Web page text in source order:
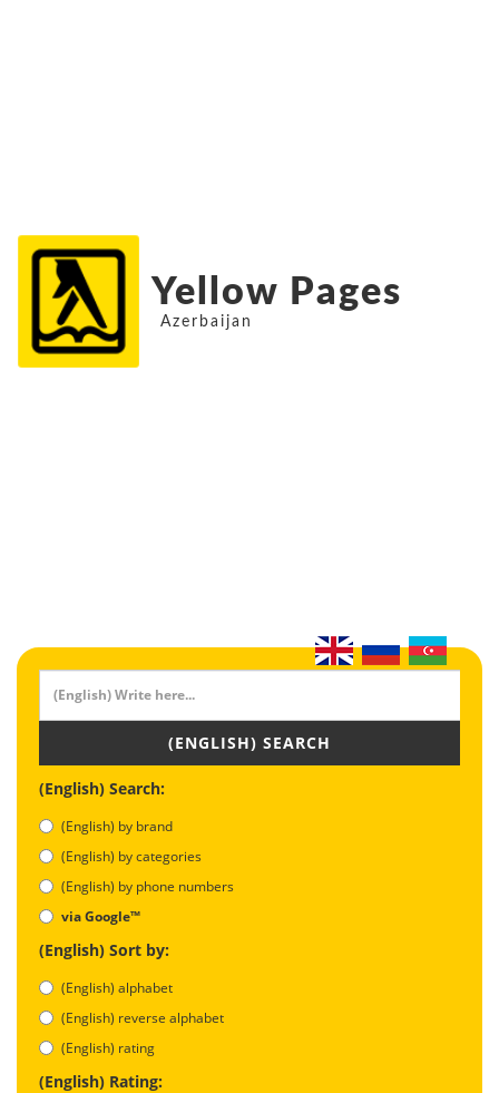
Yellow Pages
Azerbaijan
(ENGLISH) SEARCH
(English) Search:
(English) by brand
(English) by categories
(English) by phone numbers
via Google™
(English) Sort by:
(English) alphabet
(English) reverse alphabet
(English) rating
(English) Rating: